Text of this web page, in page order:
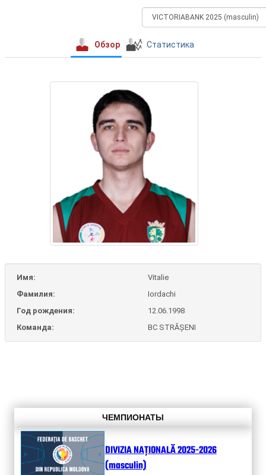
Обзор Статистика
Имя:
Vitalie
Фамилия:
Iordachi
Год рождения:
12.06.1998
Команда:
BC STRĂȘENI
ЧЕМПИОНАТЫ
DIVIZIA NAȚIONALĂ 2025-2026
(masculin)